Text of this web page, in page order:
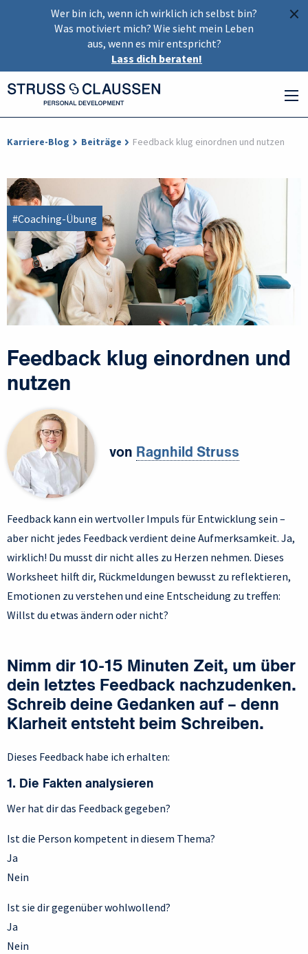
×
Wer bin ich, wenn ich wirklich ich selbst bin?
Was motiviert mich? Wie sieht mein Leben
aus, wenn es mir entspricht?
Lass dich beraten!
Karriere-Blog Beiträge Feedback klug einordnen und nutzen
#Coaching-Übung
Feedback klug einordnen und
nutzen
von Ragnhild Struss
Feedback kann ein wertvoller Impuls für Entwicklung sein –
aber nicht jedes Feedback verdient deine Aufmerksamkeit. Ja,
wirklich! Du musst dir nicht alles zu Herzen nehmen. Dieses
Worksheet hilft dir, Rückmeldungen bewusst zu reflektieren,
Emotionen zu verstehen und eine Entscheidung zu treffen:
Willst du etwas ändern oder nicht?
Nimm dir 10-15 Minuten Zeit, um über
dein letztes Feedback nachzudenken.
Schreib deine Gedanken auf – denn
Klarheit entsteht beim Schreiben.
Dieses Feedback habe ich erhalten:
1. Die Fakten analysieren
Wer hat dir das Feedback gegeben?
Ist die Person kompetent in diesem Thema?
Ja
Nein
Ist sie dir gegenüber wohlwollend?
Ja
Nein